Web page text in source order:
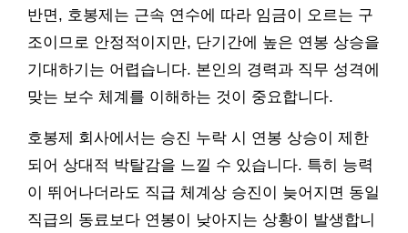
반면, 호봉제는 근속 연수에 따라 임금이 오르는 구
조이므로 안정적이지만, 단기간에 높은 연봉 상승을
기대하기는 어렵습니다. 본인의 경력과 직무 성격에
맞는 보수 체계를 이해하는 것이 중요합니다.
호봉제 회사에서는 승진 누락 시 연봉 상승이 제한
되어 상대적 박탈감을 느낄 수 있습니다. 특히 능력
이 뛰어나더라도 직급 체계상 승진이 늦어지면 동일
직급의 동료보다 연봉이 낮아지는 상황이 발생합니